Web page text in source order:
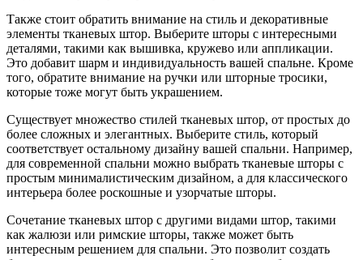
Также стоит обратить внимание на стиль и декоративные
элементы тканевых штор. Выберите шторы с интересными
деталями, такими как вышивка, кружево или аппликации.
Это добавит шарм и индивидуальность вашей спальне. Кроме
того, обратите внимание на ручки или шторные тросики,
которые тоже могут быть украшением.
Существует множество стилей тканевых штор, от простых до
более сложных и элегантных. Выберите стиль, который
соответствует остальному дизайну вашей спальни. Например,
для современной спальни можно выбрать тканевые шторы с
простым минималистическим дизайном, а для классического
интерьера более роскошные и узорчатые шторы.
Сочетание тканевых штор с другими видами штор, такими
как жалюзи или римские шторы, также может быть
интересным решением для спальни. Это позволит создать